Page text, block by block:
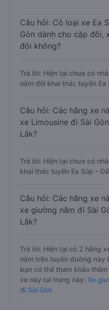
Câu hỏi: Có loại xe Ea
Gòn dành cho cặp đôi,
đôi không?
Trả lời: Hiện tại chưa có
nằm đôi khai thác tuyến
Câu hỏi: Các hãng xe
xe Limousine đi Sài
Lắk?
Trả lời: Hiện tại chưa có
khai thác tuyến Ea Súp -
Câu hỏi: Các hãng xe
xe giường nằm đi Sài
Lắk?
Trả lời: Hiện tại có 2 hãng
nằm trên tuyến đường này
bạn có thể tham khảo
xe này tại trang này: Xe
đi Sài Gòn